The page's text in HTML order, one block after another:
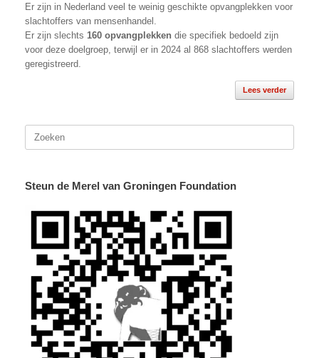
Er zijn in Nederland veel te weinig geschikte opvangplekken voor
slachtoffers van mensenhandel.
Er zijn slechts 160 opvangplekken die specifiek bedoeld zijn
voor deze doelgroep, terwijl er in 2024 al 868 slachtoffers werden
geregistreerd.
Lees verder
Steun de Merel van Groningen Foundation